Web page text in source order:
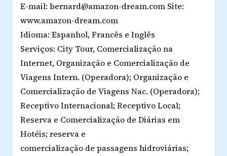
E-mail: bernard@amazon-dream.com Site:
www.amazon-dream.com
Idioma: Espanhol, Francês e Inglês
Serviços: City Tour, Comercialização na
Internet, Organização e Comercialização de
Viagens Intern. (Operadora); Organização e
Comercialização de Viagens Nac. (Operadora);
Receptivo Internacional; Receptivo Local;
Reserva e Comercialização de Diárias em
Hotéis; reserva e
comercialização de passagens hidroviárias;